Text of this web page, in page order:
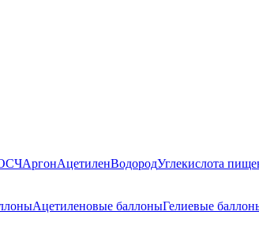
АргонАцетиленВодородУглекислота
Ацетиленовые баллоныГелиевые